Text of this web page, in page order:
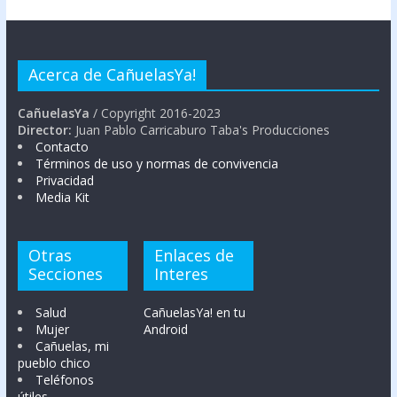
Acerca de CañuelasYa!
CañuelasYa / Copyright 2016-2023
Director: Juan Pablo Carricaburo Taba's Producciones
Contacto
Términos de uso y normas de convivencia
Privacidad
Media Kit
Otras
Secciones
Salud
Mujer
Cañuelas, mi
pueblo chico
Teléfonos
Enlaces de
Interes
CañuelasYa! en tu
Android